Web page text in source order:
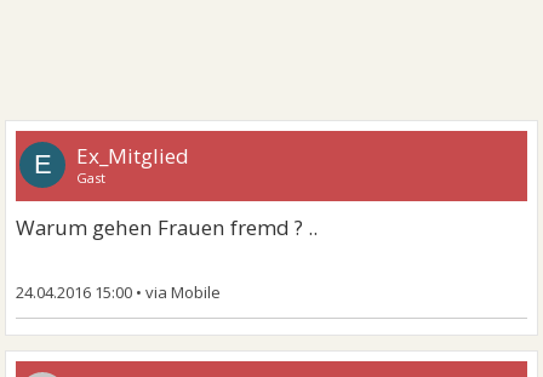
E Ex_Mitglied
Gast
Warum gehen Frauen fremd ? ..
24.04.2016 15:00 •